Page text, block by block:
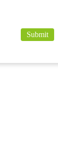
Submit